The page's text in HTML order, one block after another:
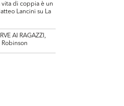
di coppia è un
Lancini su La
AI RAGAZZI,
Robinson